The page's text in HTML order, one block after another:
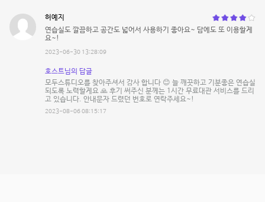
허예지
연습실도 깔끔하고 공간도 넓어서 사용하기 좋아요~ 담에도 또 이용할게
요~!
2023-06-30 13:28:09
호스트님의 답글
모두스튜디오를 찾아주셔서 감사 합니다 😊 늘 깨끗하고 기분좋은 연습실
되도록 노력할게요 🙏 후기 써주신 분께는 1시간 무료대관 서비스를 드리
고 있습니다. 안내문자 드렸던 번호로 연락주세요~!
2023-08-06 08:15:17